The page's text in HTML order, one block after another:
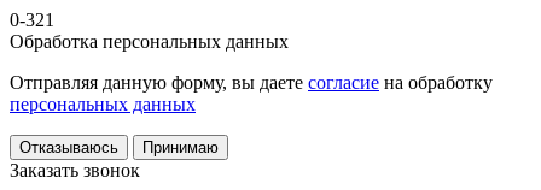
0-321
Обработка персональных данных
Отправляя данную форму, вы даете согласие на обработку
персональных данных
Отказываюсь Принимаю
Заказать звонок